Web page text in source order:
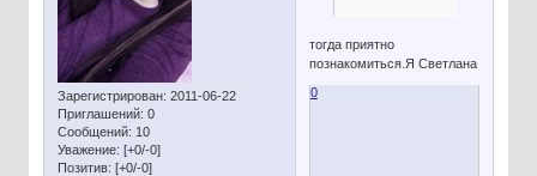
Зарегистрирован: 2011-06-22
Приглашений: 0
Сообщений: 10
Уважение: [+0/-0]
Позитив: [+0/-0]
тогда приятно
познакомиться.Я Светлана
0